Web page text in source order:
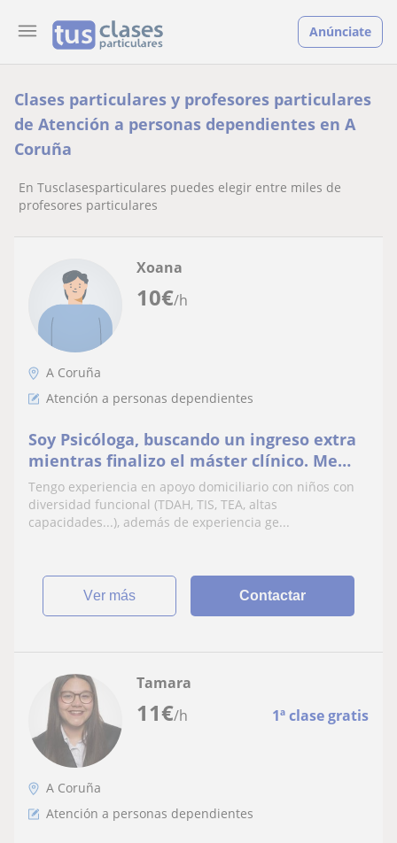
Anúnciate
Clases particulares y profesores particulares
de Atención a personas dependientes en A
Coruña
En Tusclasesparticulares puedes elegir entre miles de
profesores particulares
10€/h
Xoana
A Coruña
Atención a personas dependientes
Soy Psicóloga, buscando un ingreso extra
mientras finalizo el máster clínico. Me
adapto a las necesidades y
requerimientos.
Tengo experiencia en apoyo domiciliario con niños con
diversidad funcional (TDAH, TIS, TEA, altas
capacidades...), además de experiencia ge...
ver más Contactar
11€/h 1ª clase gratis
Tamara
A Coruña
Atención a personas dependientes